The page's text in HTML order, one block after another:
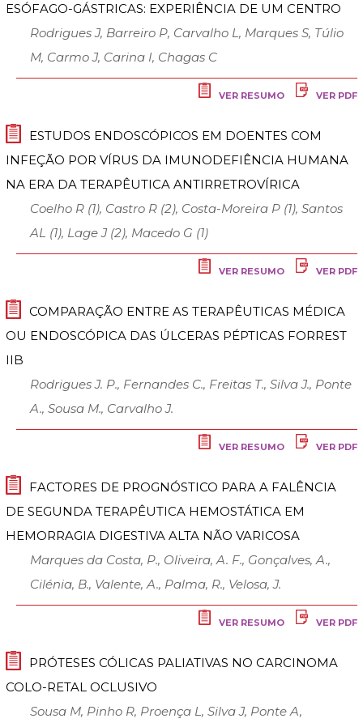
ESÓFAGO-GÁSTRICAS: EXPERIÊNCIA DE UM CENTRO
Rodrigues J, Barreiro P, Carvalho L, Marques S, Túlio
M, Carmo J, Carina I, Chagas C
VER RESUMO VER PDF
ESTUDOS ENDOSCÓPICOS EM DOENTES COM
INFEÇÃO POR VÍRUS DA IMUNODEFIÊNCIA HUMANA
NA ERA DA TERAPÊUTICA ANTIRRETROVÍRICA
Coelho R (1), Castro R (2), Costa-Moreira P (1), Santos
AL (1), Lage J (2), Macedo G (1)
VER RESUMO VER PDF
COMPARAÇÃO ENTRE AS TERAPÊUTICAS MÉDICA
OU ENDOSCÓPICA DAS ÚLCERAS PÉPTICAS FORREST
IIB
Rodrigues J. P., Fernandes C., Freitas T., Silva J., Ponte
A., Sousa M., Carvalho J.
VER RESUMO VER PDF
FACTORES DE PROGNÓSTICO PARA A FALÊNCIA
DE SEGUNDA TERAPÊUTICA HEMOSTÁTICA EM
HEMORRAGIA DIGESTIVA ALTA NÃO VARICOSA
Marques da Costa, P., Oliveira, A. F., Gonçalves, A.,
Cilénia, B., Valente, A., Palma, R., Velosa, J.
VER RESUMO VER PDF
PRÓTESES CÓLICAS PALIATIVAS NO CARCINOMA
COLO-RETAL OCLUSIVO
Sousa M, Pinho R, Proença L, Silva J, Ponte A,